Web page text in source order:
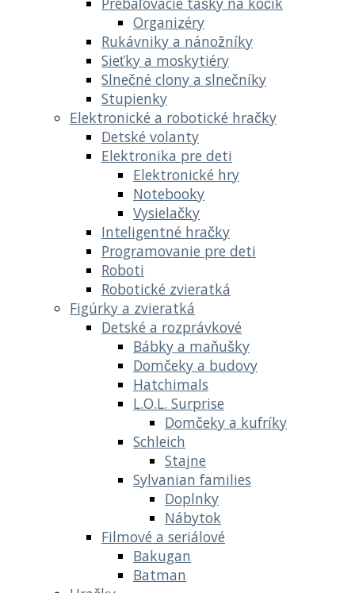
Organizéry
Rukávniky a nánožníky
Sieťky a moskytiéry
Slnečné clony a slnečníky
Stupienky
Elektronické a robotické hračky
Detské volanty
Elektronika pre deti
Elektronické hry
Notebooky
Vysielačky
Inteligentné hračky
Programovanie pre deti
Roboti
Robotické zvieratká
Figúrky a zvieratká
Detské a rozprávkové
Bábky a maňušky
Domčeky a budovy
Hatchimals
L.O.L. Surprise
Domčeky a kufríky
Schleich
Stajne
Sylvanian families
Doplnky
Nábytok
Filmové a seriálové
Bakugan
Batman